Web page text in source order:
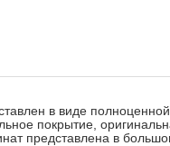
в виде
покрытие,
представлена в